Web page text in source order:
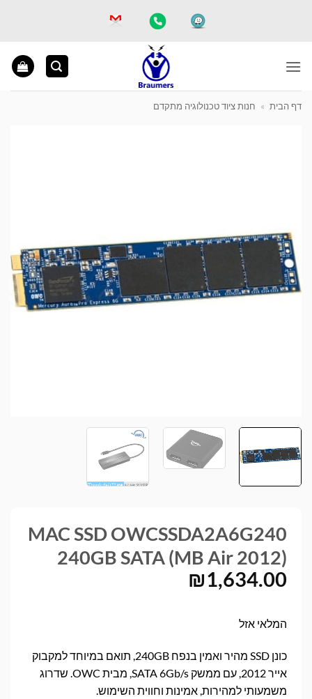
דף הבית » חנות ציוד טכנולוגיה מתקדם
MAC SSD OWCSSDA2A6G240
240GB SATA (MB Air 2012)
₪1,634.00
המלאי אזל
כונן SSD מהיר ואמין בנפח 240GB, תואם במיוחד למקבוק
אייר 2012, עם ממשק SATA 6Gb/s, מבית OWC. שדרוג
משמעותי למהירות, אמינות וחווית השימוש.